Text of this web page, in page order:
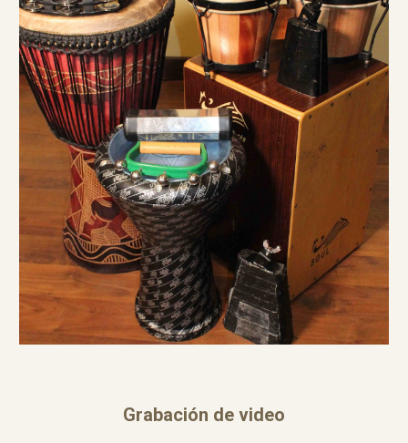
Grabación de video